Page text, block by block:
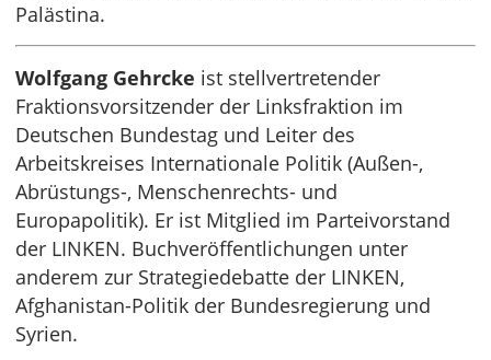
Palästina.
Wolfgang Gehrcke ist stellvertretender
Fraktionsvorsitzender der Linksfraktion im
Deutschen Bundestag und Leiter des
Arbeitskreises Internationale Politik (Außen-,
Abrüstungs-, Menschenrechts- und
Europapolitik). Er ist Mitglied im Parteivorstand
der LINKEN. Buchveröffentlichungen unter
anderem zur Strategiedebatte der LINKEN,
Afghanistan-Politik der Bundesregierung und
Syrien.